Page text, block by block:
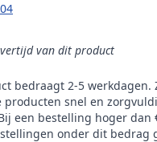
van dit product
bedraagt 2-5
producten snel en
een bestelling hoger
onder dit bedrag